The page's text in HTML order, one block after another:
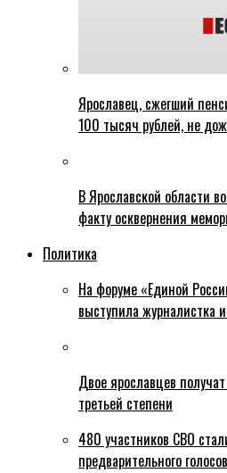
Ярославец, сжегший
100 тысяч рублей, не
В Ярославской области
факту осквернения
Политика
На форуме «Единой
выступила журналистка
Двое ярославцев
третьей степени
480 участников СВО
предварительного